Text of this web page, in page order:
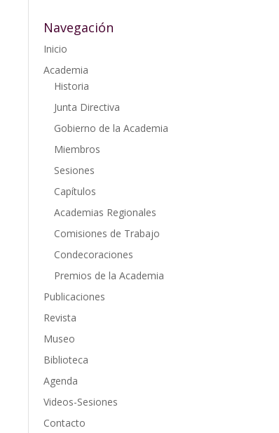
Navegación
Inicio
Academia
Historia
Junta Directiva
Gobierno de la Academia
Miembros
Sesiones
Capítulos
Academias Regionales
Comisiones de Trabajo
Condecoraciones
Premios de la Academia
Publicaciones
Revista
Museo
Biblioteca
Agenda
Videos-Sesiones
Contacto